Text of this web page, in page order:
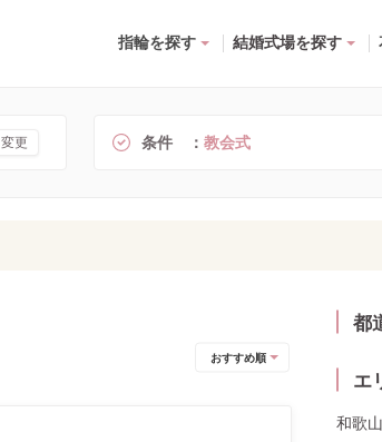
指輪を探す 結婚式場を探す
変更 条件 教会式
都
エ
和歌山
おすすめ順